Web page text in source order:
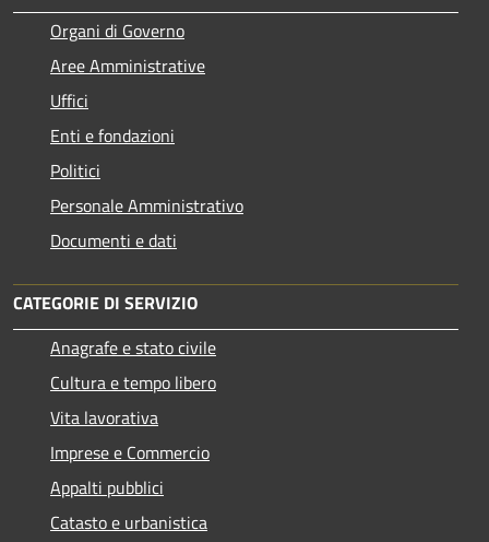
Organi di Governo
Aree Amministrative
Uffici
Enti e fondazioni
Politici
Personale Amministrativo
Documenti e dati
CATEGORIE DI SERVIZIO
Anagrafe e stato civile
Cultura e tempo libero
Vita lavorativa
Imprese e Commercio
Appalti pubblici
Catasto e urbanistica